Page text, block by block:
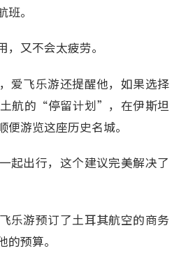
。
又不会太疲劳。
爱飞乐游还提醒他，如果选择
航的“停留计划”，在伊斯坦
游览这座历史名城。
起出行，这个建议完美解决了
乐游预订了土耳其航空的商务
预算。